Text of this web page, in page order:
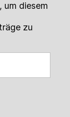
um diesem
zu